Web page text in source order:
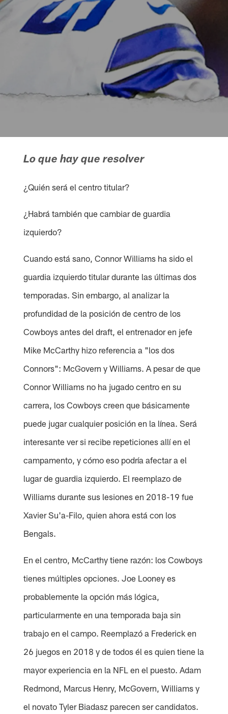
Lo que hay que resolver
¿Quién será el centro titular?
¿Habrá también que cambiar de guardia
izquierdo?
Cuando está sano, Connor Williams ha sido el
guardia izquierdo titular durante las últimas dos
temporadas. Sin embargo, al analizar la
profundidad de la posición de centro de los
Cowboys antes del draft, el entrenador en jefe
Mike McCarthy hizo referencia a "los dos
Connors": McGovern y Williams. A pesar de que
Connor Williams no ha jugado centro en su
carrera, los Cowboys creen que básicamente
puede jugar cualquier posición en la línea. Será
interesante ver si recibe repeticiones allí en el
campamento, y cómo eso podría afectar a el
lugar de guardia izquierdo. El reemplazo de
Williams durante sus lesiones en 2018-19 fue
Xavier Su'a-Filo, quien ahora está con los
Bengals.
En el centro, McCarthy tiene razón: los Cowboys
tienes múltiples opciones. Joe Looney es
probablemente la opción más lógica,
particularmente en una temporada baja sin
trabajo en el campo. Reemplazó a Frederick en
26 juegos en 2018 y de todos él es quien tiene la
mayor experiencia en la NFL en el puesto. Adam
Redmond, Marcus Henry, McGovern, Williams y
el novato Tyler Biadasz parecen ser candidatos.